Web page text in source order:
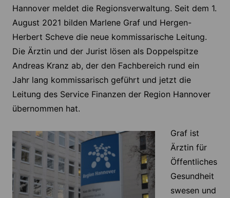
Hannover meldet die Regionsverwaltung. Seit dem 1.
August 2021 bilden Marlene Graf und Hergen-
Herbert Scheve die neue kommissarische Leitung.
Die Ärztin und der Jurist lösen als Doppelspitze
Andreas Kranz ab, der den Fachbereich rund ein
Jahr lang kommissarisch geführt und jetzt die
Leitung des Service Finanzen der Region Hannover
übernommen hat.
Graf ist
Ärztin für
Öffentliches
Gesundheit
swesen und